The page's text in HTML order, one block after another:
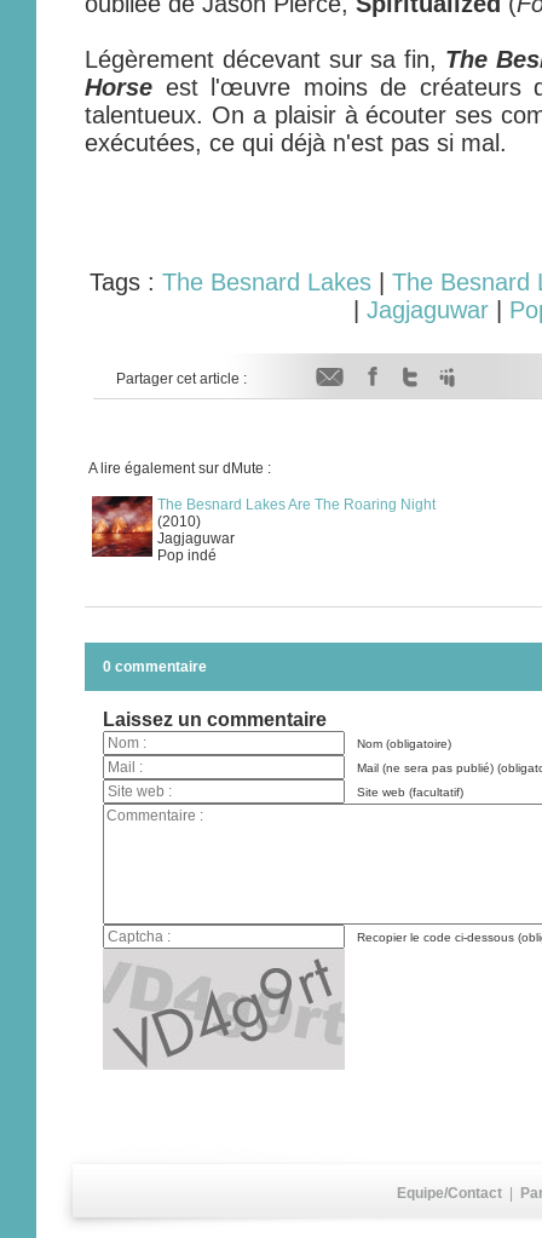
Légèrement décevant sur sa fin, The
Horse est l'œuvre moins de créateurs
talentueux. On a plaisir à écouter ses
exécutées, ce qui déjà n'est pas si mal.
Tags : The Besnard Lakes
The Besnard
Jagjaguwar
Partager cet article :
A lire également sur dMute :
The Besnard Lakes Are The Roaring Night
(2010)
Jagjaguwar
Pop indé
0 commentaire
Laissez un commentaire
Nom (obligatoire)
Mail (ne sera pas publié)
Site web (facultatif)
Recopier le code ci-dessous
Equipe/Contact